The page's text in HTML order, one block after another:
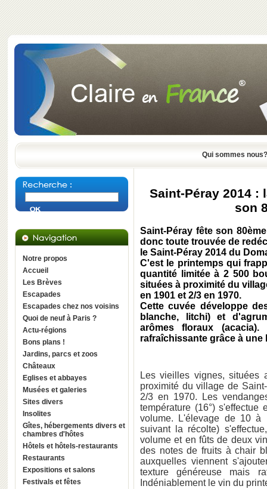
Qui sommes nous?
Notre propos
Accueil
Les Brèves
Escapades
Escapades chez nos voisins
Quoi de neuf à Paris ?
Actu-régions
Bons plans !
Jardins, parcs et zoos
Châteaux
Eglises et abbayes
Musées et galeries
Sites divers
Insolites
Gîtes, hébergements divers et
chambres d'hôtes
Hôtels et hôtels-restaurants
Restaurants
Expositions et salons
Festivals et fêtes
Saint-Péray 2014 :
son
Saint-Péray fête son
donc toute trouvée de
le Saint-Péray 2014 du
C'est le printemps qui
quantité limitée à 2 500
situées à proximité du
en 1901 et 2/3 en 1970.
Cette cuvée développe
blanche, litchi) et
arômes floraux
rafraîchissante grâce à une
Les vieilles vignes,
proximité du village de
2/3 en 1970. Les
température (16°)
volume. L'élevage de 10 à
suivant la récolte)
volume et en fûts de deux
des notes de fruits à chair
auxquelles viennent
texture généreuse mais
Indéniablement le vin du